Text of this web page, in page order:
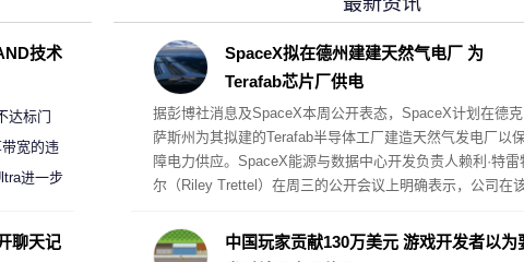
SpaceX拟在德州建建天然气电厂 为
Terafab芯片厂供电
据彭博社消息及SpaceX本周公开表态，SpaceX计划在德克
萨斯州为其拟建的Terafab半导体工厂建造天然气发电厂以
障电力供应。SpaceX能源与数据中心开发负责人赖利·特雷
尔（Riley Trettel）在周三的公开会议上明确表示，公司在
阵列。
中国玩家贡献130万美元 游戏开发者以为
技术
达标门
宽的违
进一步
聊天记